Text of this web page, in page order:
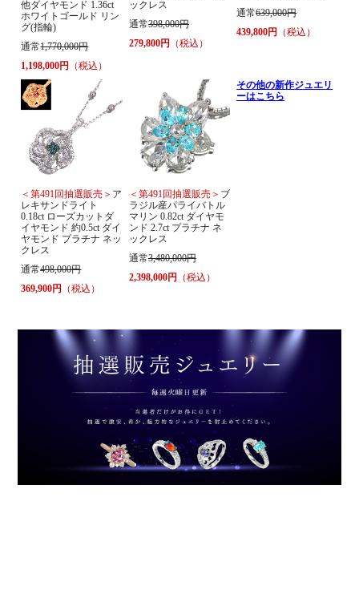
他ダイヤモンド 1.36ct
ホワイトゴールド リン
グ(指輪)
通常1,770,000円
1,198,000円 （税込）
ックレス
通常398,000円
279,800円 （税込）
通常639,000円
439,800円 （税込）
＜第491回抽選販売＞ ア
レキサンドライト
0.18ct ローズカットダ
イヤモンド 約0.5ct ダイ
ヤモンド プラチナ ネッ
クレス
通常498,000円
369,900円
（税込）
＜第491回抽選販売＞ ブ
ラジル産パライバトル
マリン 0.82ct ダイヤモ
ンド 2.7ct プラチナ ネ
ックレス
通常3,480,000円
2,398,000円
（税込）
その他の新作ジュエリ
ーはこちら